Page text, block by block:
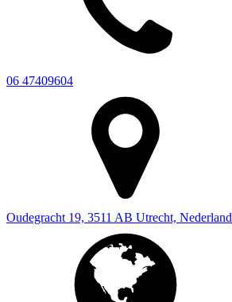
06 47409604
Oudegracht 19, 3511 AB Utrecht, Nederland